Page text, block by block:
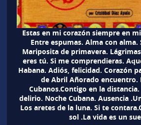
Estas en mi corazón siempre en
Entre espumas. Alma con alma.
Mariposita de primavera.
eres tú. Si me comprendieras.
Habana. Adiós, felicidad. Corazón
de Abril Añorado encuentro.
Cubanos.Contigo en la
delirio. Noche Cubana. Ausencia
Los aretes de la luna. Si te
sol .La vida es un